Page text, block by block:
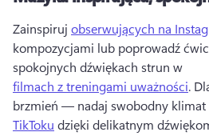
Zainspiruj obserwujących na
kompozycjami lub poprowadź
spokojnych dźwiękach strun w
filmach z treningami uważności.
brzmień — nadaj swobodny klimat
TikToku dzięki delikatnym